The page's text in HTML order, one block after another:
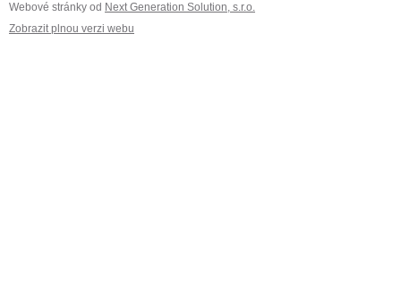
Webové stránky od Next Generation Solution, s.r.o.
Zobrazit plnou verzi webu